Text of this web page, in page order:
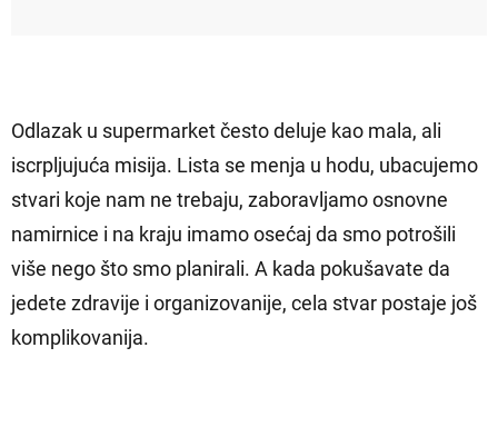
Odlazak u supermarket često deluje kao mala, ali
iscrpljujuća misija. Lista se menja u hodu, ubacujemo
stvari koje nam ne trebaju, zaboravljamo osnovne
namirnice i na kraju imamo osećaj da smo potrošili
više nego što smo planirali. A kada pokušavate da
jedete zdravije i organizovanije, cela stvar postaje još
komplikovanija.